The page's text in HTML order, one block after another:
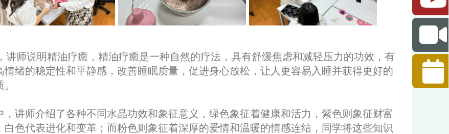
讲师说明精油疗癒，精油疗癒是一种自然的疗法，具有舒缓焦虑和减轻压力的功效，有
情绪的稳定性和平静感，改善睡眠质量，促进身心放松，让人更容易入睡并获得更好的
，讲师介绍了各种不同水晶功效和象征意义，绿色象征着健康和活力，紫色则象征财富
白色代表进化和变革；而粉色则象征着深厚的爱情和温暖的情感连结，同学将这些知识